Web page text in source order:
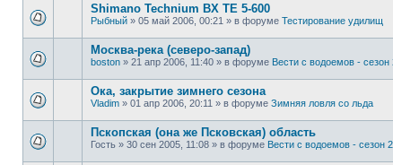
Shimano Technium BX TE 5-600
Рыбный » 05 май 2006, 00:21 » в форуме Тестирование удилищ
Москва-река (северо-запад)
boston » 21 апр 2006, 11:40 » в форуме Вести с водоемов - сезон
Ока, закрытие зимнего сезона
Vladim » 01 апр 2006, 20:11 » в форуме Зимняя ловля со льда
Пскопская (она же Псковская) область
Гость » 30 сен 2005, 11:08 » в форуме Вести с водоемов - сезон